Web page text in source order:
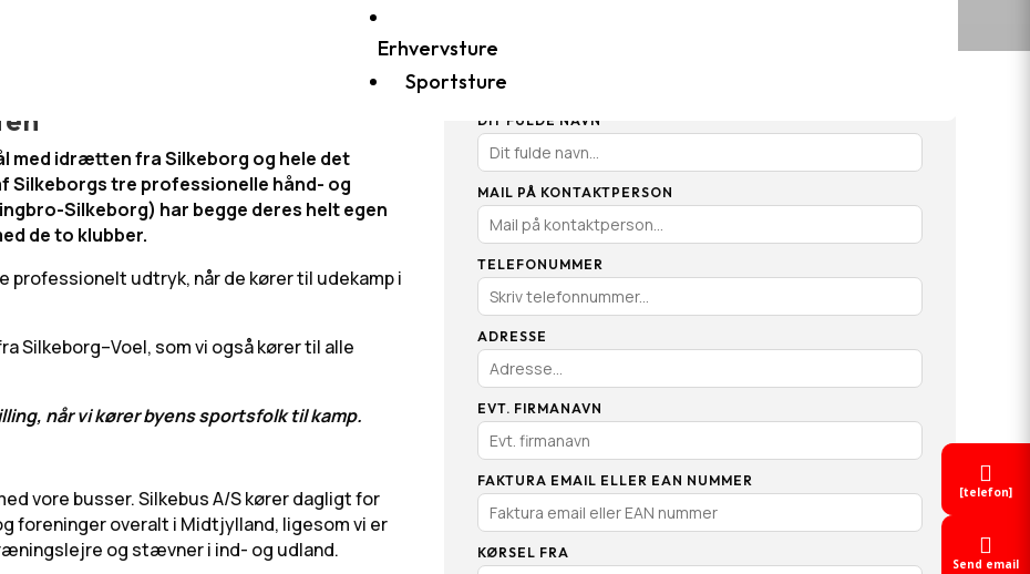
Erhvervsture
Sportsture
med idrætten fra Silkeborg og hele det
Silkeborgs tre professionelle hånd- og
Silkeborg) har begge deres helt egen
de to klubber.
udtryk, når de kører til udekamp i
Silkeborg–Voel, som vi også kører til alle
når vi kører byens sportsfolk til kamp.
vore busser. Silkebus A/S kører dagligt for
foreninger overalt i Midtjylland, ligesom vi er
og stævner i ind- og udland.
DIT FULDE NAVN
MAIL PÅ KONTAKTPERSON
TELEFONUMMER
ADRESSE
EVT. FIRMANAVN
FAKTURA EMAIL ELLER EAN NUMMER
KØRSEL FRA

[telefon]

Send email